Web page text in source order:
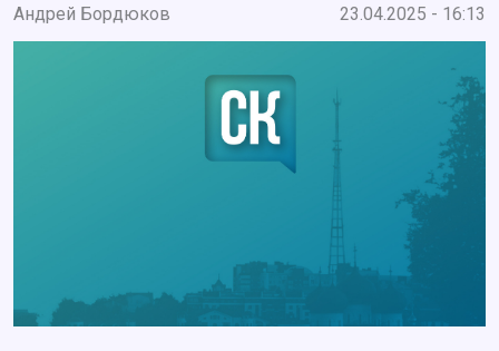
Андрей Бордюков 23.04.2025 - 16:13